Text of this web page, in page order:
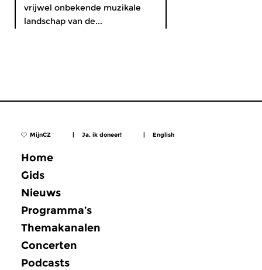
vrijwel onbekende muzikale
landschap van de...
MijnCZ | Ja, ik doneer! | English
Home
Gids
Nieuws
Programma’s
Themakanalen
Concerten
Podcasts